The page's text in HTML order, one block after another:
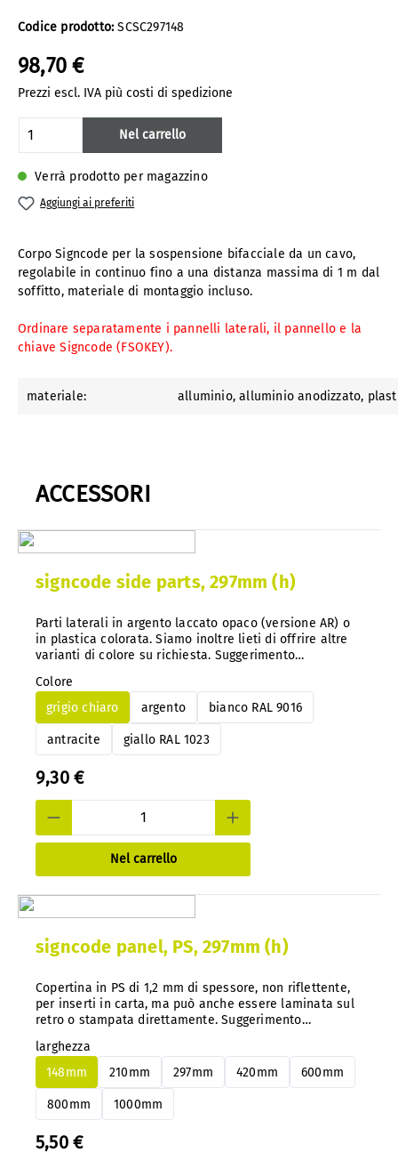
Codice prodotto:SCSC297148
98,70 €
Prezzi escl. IVA più costi di spedizione
Verrà prodotto per magazzino
Quantità del prodotto: inserisci la
Nel carrello
Aggiungi ai preferiti
Corpo Signcode per la sospensione bifacciale da un cavo,
regolabile in continuo fino a una distanza massima di 1 m dal
soffitto, materiale di montaggio incluso.
Ordinare separatamente i pannelli laterali, il pannello e la
chiave Signcode (FSOKEY).
materiale: alluminio, alluminio anodizzato,
ACCESSORI
signcode side parts, 297mm (h)
Parti laterali in argento laccato opaco (versione AR) o
in plastica colorata. Siamo inoltre lieti di offrire altre
varianti di colore su richiesta. Suggerimento
modificare facilmente il codice colore in qualsiasi
momento e in un secondo momento, senza doverlo
smontare.
Colore
grigio chiaro
argento bianco RAL 9016
antracite giallo RAL 1023
9,30 €
Nel carrello
signcode panel, PS, 297mm (h)
Copertina in PS di 1,2 mm di spessore, non riflettente,
per inserti in carta, ma può anche essere laminata sul
retro o stampata direttamente. Suggerimento
facilmente i pannelli in alluminio o PS in qualsiasi
momento e in un secondo momento, senza smontarli.
larghezza
148mm
210mm 297mm 420mm 600mm
800mm 1000mm
5,50 €